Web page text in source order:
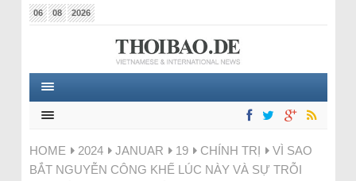
06 08 2026
HOME 2024 JANUAR 19 CHÍNH TRỊ
VÌ SAO
BẮT NGUYỄN CÔNG KHẾ LÚC NÀY VÀ SỰ TRỖI